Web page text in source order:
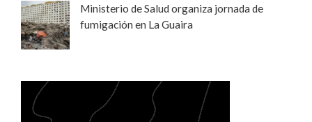
Ministerio de Salud organiza jornada de
fumigación en La Guaira